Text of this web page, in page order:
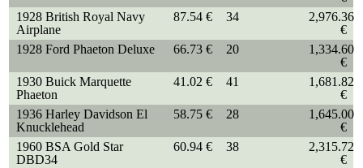
1928 British Royal Navy
Airplane
87.54 € 34
2,976.36
€
1928 Ford Phaeton Deluxe
66.73 € 20
1,334.60
€
1930 Buick Marquette
Phaeton
41.02 € 41
1,681.82
€
1936 Harley Davidson El
Knucklehead
58.75 € 28
1,645.00
€
1960 BSA Gold Star
DBD34
60.94 € 38
2,315.72
€